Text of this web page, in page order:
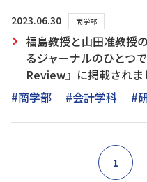
2023.06.30 商学部
福島教授と山田准教授
るジャーナルのひとつ
Review』に掲載されま
#商学部
#会計学科 #
1